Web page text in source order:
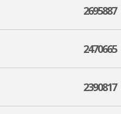
2695887
2470665
2390817